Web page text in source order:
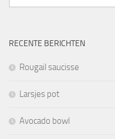
naar:
RECENTE BERICHTEN
Rougail saucisse
Larsjes pot
Avocado bowl